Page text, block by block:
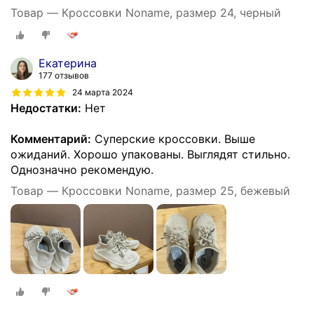
Товар — Кроссовки Noname, размер 24, черный
Екатерина
177 отзывов
24 марта 2024
Недостатки: Нет
Комментарий: Суперские кроссовки. Выше
ожиданий. Хорошо упакованы. Выглядят стильно.
Однозначно рекомендую.
Товар — Кроссовки Noname, размер 25, бежевый